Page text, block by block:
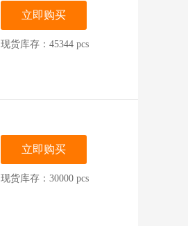
立即购买
现货库存：45344 pcs
立即购买
现货库存：30000 pcs